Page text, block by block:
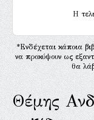
H
*Ενδέχεται κάποια
να προκύψουν ως
θα
Θέμης